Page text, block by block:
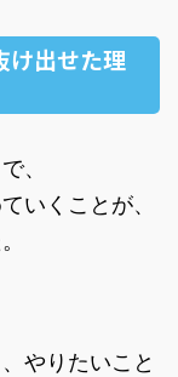
け出せた理
、
いくことが、
やりたいこと